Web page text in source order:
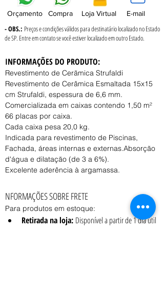
Orçamento Compra Loja Virtual E-mail
- OBS.: Preços e condições válidos para destinatário localizado no Estado
de SP. Entre em contato se você estiver localizado em outro Estado.
INFORMAÇÕES DO PRODUTO:
Revestimento de Cerãmica Strufaldi
Revestimento de Cerâmica Esmaltada 15x15
cm Strufaldi, espessura de 6,6 mm.
Comercializada em caixas contendo 1,50 m²
66 placas por caixa.
Cada caixa pesa 20,0 kg.
Indicada para revestimento de Piscinas,
Fachada, áreas internas e externas.Absorção
d'água e dilatação (de 3 a 6%).
Excelente aderência à argamassa.
NFORMAÇÕES SOBRE FRETE
Para produtos em estoque:
Retirada na loja: Disponível a partir de 1 dia útil